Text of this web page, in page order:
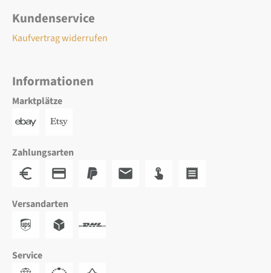
Kundenservice
Kaufvertrag widerrufen
Informationen
Marktplätze
Zahlungsarten
Versandarten
Service